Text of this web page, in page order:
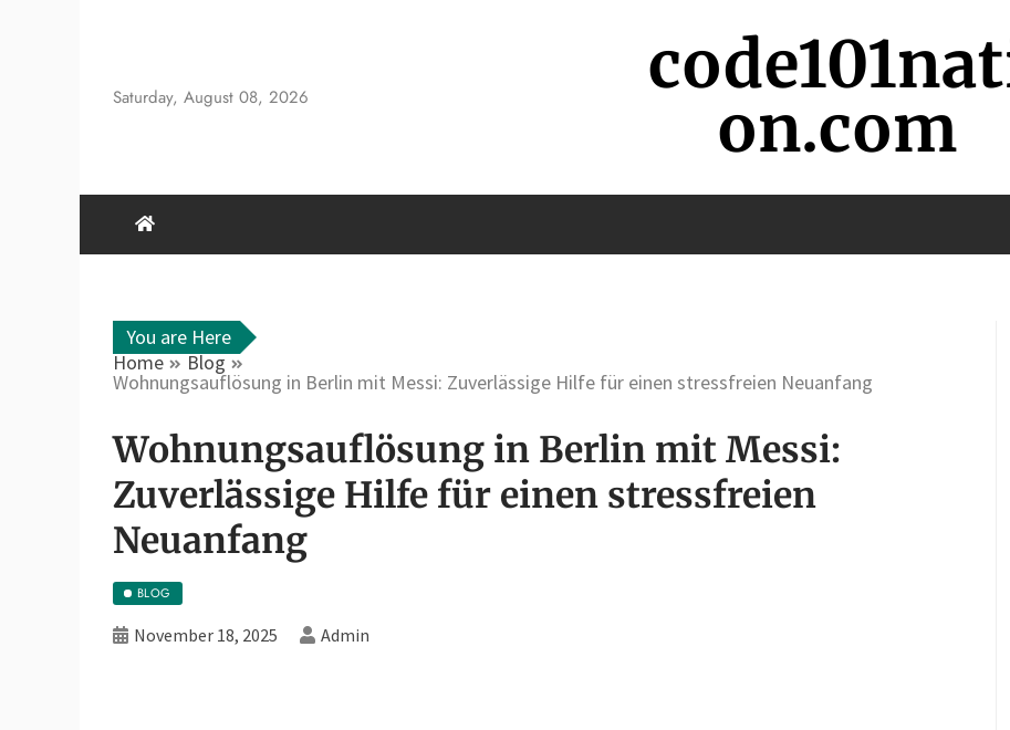
Saturday, August 08, 2026 on.com
You are Here
Home
Blog
Wohnungsauflösung in Berlin mit Messi: Zuverlässige Hilfe für einen stressfreien Neuanfang
Wohnungsauflösung in Berlin mit Messi:
Zuverlässige Hilfe für einen stressfreien
Neuanfang
BLOG
November 18, 2025 Admin